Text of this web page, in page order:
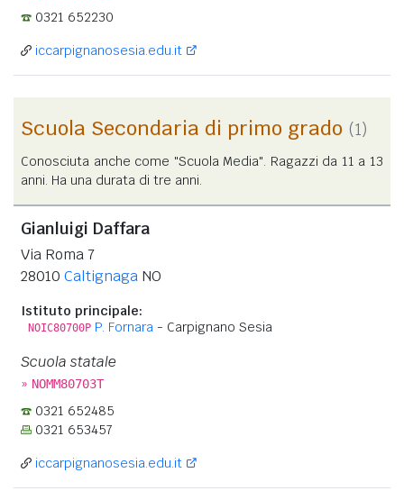
0321 652230
iccarpignanosesia.edu.it
Scuola Secondaria di primo grado (1)
Conosciuta anche come "Scuola Media". Ragazzi da 11 a 13
anni. Ha una durata di tre anni.
Gianluigi Daffara
Via Roma 7
28010 Caltignaga NO
Istituto principale:
NOIC80700P P. Fornara - Carpignano Sesia
Scuola statale
» NOMM80703T
0321 652485
0321 653457
iccarpignanosesia.edu.it